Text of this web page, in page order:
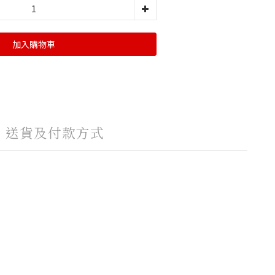
加入購物車
送貨及付款方式